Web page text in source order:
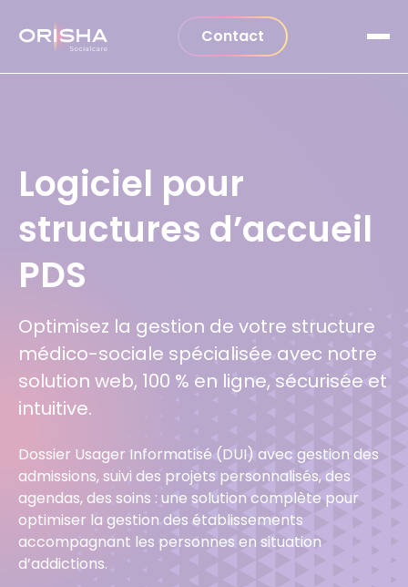
Contact
Logiciel pour
structures d’accueil
PDS
Optimisez la gestion de votre structure
médico-sociale spécialisée avec notre
solution web, 100 % en ligne, sécurisée et
intuitive.
Dossier Usager Informatisé (DUI) avec gestion des
admissions, suivi des projets personnalisés, des
agendas, des soins : une solution complète pour
optimiser la gestion des établissements
accompagnant les personnes en situation
d’addictions.